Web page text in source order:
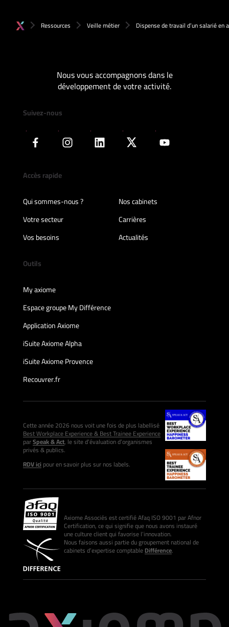
Ressources Veille métier Dispense de travail d’un salarié en
Nous vous accompagnons dans le
développement de votre activité.
Suivez-nous
Accès rapide
Qui sommes-nous ?
Nos cabinets
Votre secteur
Carrières
Vos besoins
Actualités
Outils
My axiome
Espace groupe My Différence
Application Axiome
iSuite Axiome Alpha
iSuite Axiome Provence
Recouvrer.fr
Cette année 2026 nous voit une fois de plus labellisé
Best Workplace Experience & Best Trainee Experience
parSpeak & Act, le site d’évaluation d’organismes
privés & publics.
RDV icipour en savoir plus sur nos labels.
Axiome Associés est certifié Afaq ISO 9001 par Afnor
Certification, ce qui signifie que nous avons instauré
une culture client qui favorise l’innovation.
Nous faisons aussi partie du groupement national de
cabinets d’expertise comptableDifférence.